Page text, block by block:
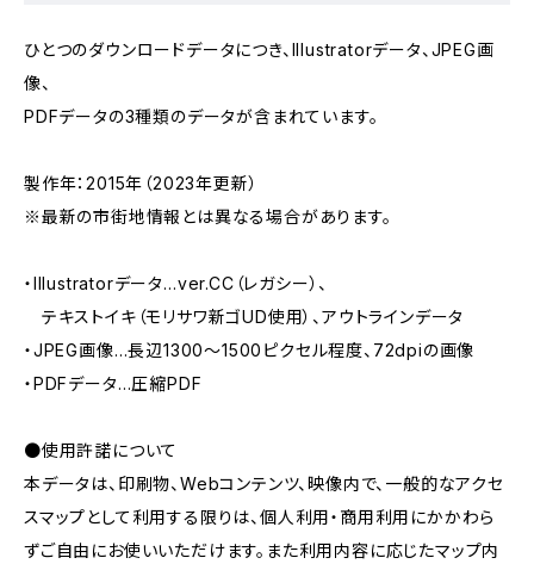
ひとつのダウンロードデータにつき、Illustratorデータ、JPEG画
像、
PDFデータの3種類のデータが含まれています。
製作年：2015年（2023年更新）
※最新の市街地情報とは異なる場合があります。
・Illustratorデータ…ver.CC（レガシー）、
テキストイキ（モリサワ新ゴUD使用）、アウトラインデータ
・JPEG画像…長辺1300～1500ピクセル程度、72dpiの画像
・PDFデータ…圧縮PDF
●使用許諾について
本データは、印刷物、Webコンテンツ、映像内で、一般的なアクセ
スマップとして利用する限りは、個人利用・商用利用にかかわら
ずご自由にお使いいただけます。また利用内容に応じたマップ内